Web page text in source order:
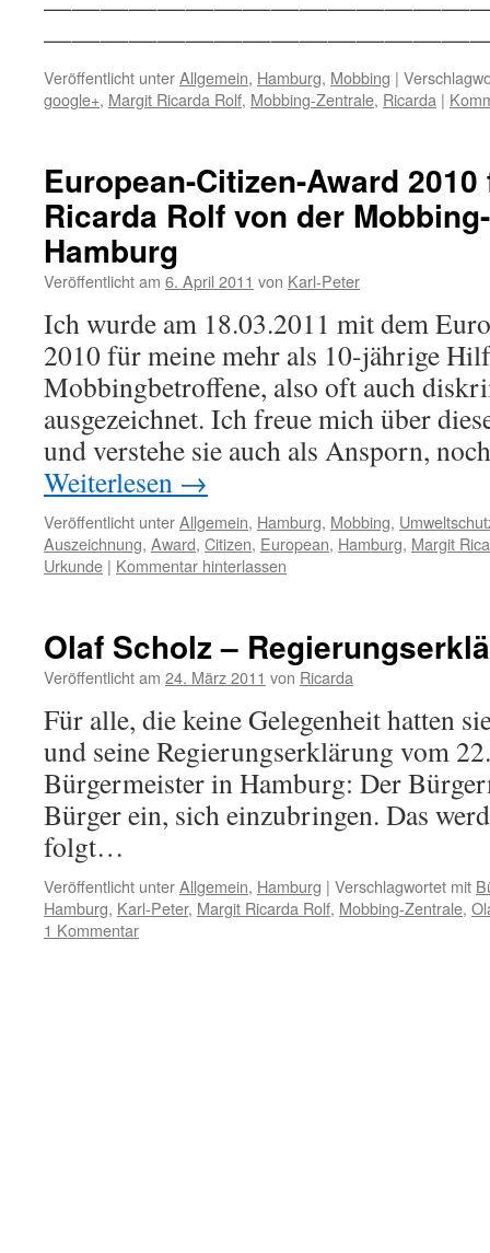
Veröffentlicht unterAllgemein, Hamburg, Mobbing |
google+, Margit Ricarda Rolf, Mobbing-Zentrale, Ricarda |
European-Citizen-Award
Ricarda Rolf von der
Hamburg
Veröffentlicht am 6. April 2011 von Karl-Peter
Ich wurde am 18.03.2011 mit dem
2010 für meine mehr als 10-jährige
Mobbingbetroffene, also oft auch
ausgezeichnet. Ich freue mich über
und verstehe sie auch als Ansporn,
Weiterlesen →
Veröffentlicht unterAllgemein, Hamburg, Mobbing,
Auszeichnung, Award, Citizen, European, Hamburg, Margit
Urkunde | Kommentar hinterlassen
Olaf Scholz –
Veröffentlicht am 24. März 2011 von Ricarda
Für alle, die keine Gelegenheit hatten
und seine Regierungserklärung vom
Bürgermeister in Hamburg: Der
Bürger ein, sich einzubringen. Das
folgt…
Veröffentlicht unterAllgemein, Hamburg | Verschlagwortet mit
Hamburg, Karl-Peter, Margit Ricarda Rolf, Mobbing-Zentrale,
1 Kommentar